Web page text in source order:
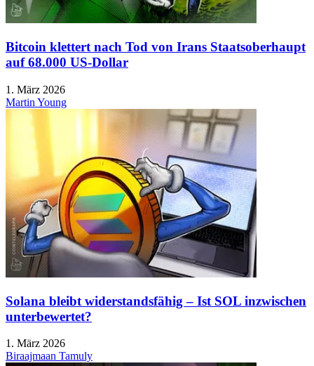
Bitcoin klettert nach Tod von Irans Staatsoberhaupt
auf 68.000 US-Dollar
1. März 2026
Martin Young
Solana bleibt widerstandsfähig – Ist SOL inzwischen
unterbewertet?
1. März 2026
Biraajmaan Tamuly